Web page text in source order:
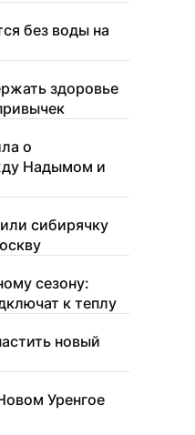
без воды на
здоровье
о
Надымом и
сибирячку
сезону:
к теплу
новый
Уренгое